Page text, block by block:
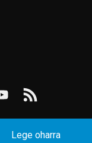
Lege oharra